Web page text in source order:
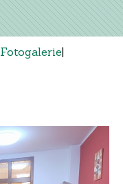
Fotogalerie|